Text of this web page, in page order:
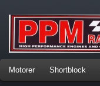
Motorer Shortblock